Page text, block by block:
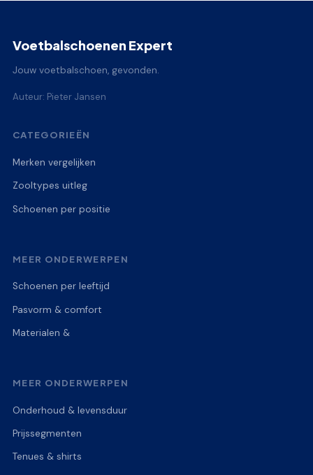
Voetbalschoenen Expert
Jouw voetbalschoen, gevonden.
Auteur: Pieter Jansen
CATEGORIEËN
Merken vergelijken
Zooltypes uitleg
Schoenen per positie
MEER ONDERWERPEN
Schoenen per leeftijd
Pasvorm & comfort
Materialen &
MEER ONDERWERPEN
Onderhoud & levensduur
Prijssegmenten
Tenues & shirts